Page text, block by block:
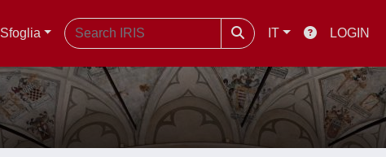
Sfoglia IT LOGIN